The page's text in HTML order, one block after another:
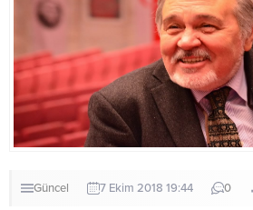
Güncel 7 Ekim 2018 19:44 0